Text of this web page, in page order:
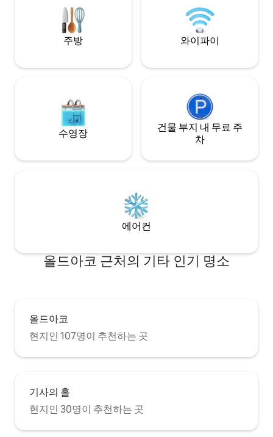
족을 위한 숙소이기도 합니다. 이 캐빈은 특
별하고 생태적인 마을의 자연 환경과 조화
를 이루며, 조용하지만 중심부에 위치해 있
액티비티 및 레스토랑을 연결해드리며, 무
사지를 주문하거
레스토랑과 관광
있습니다. 사랑에
주방 와이파이
수영장
건물 부지 내 무료 주
차
에어컨
올드아코 근처의 기타 인기 명소
올드아코
현지인 107명이 추천하는 곳
기사의 홀
현지인 30명이 추천하는 곳